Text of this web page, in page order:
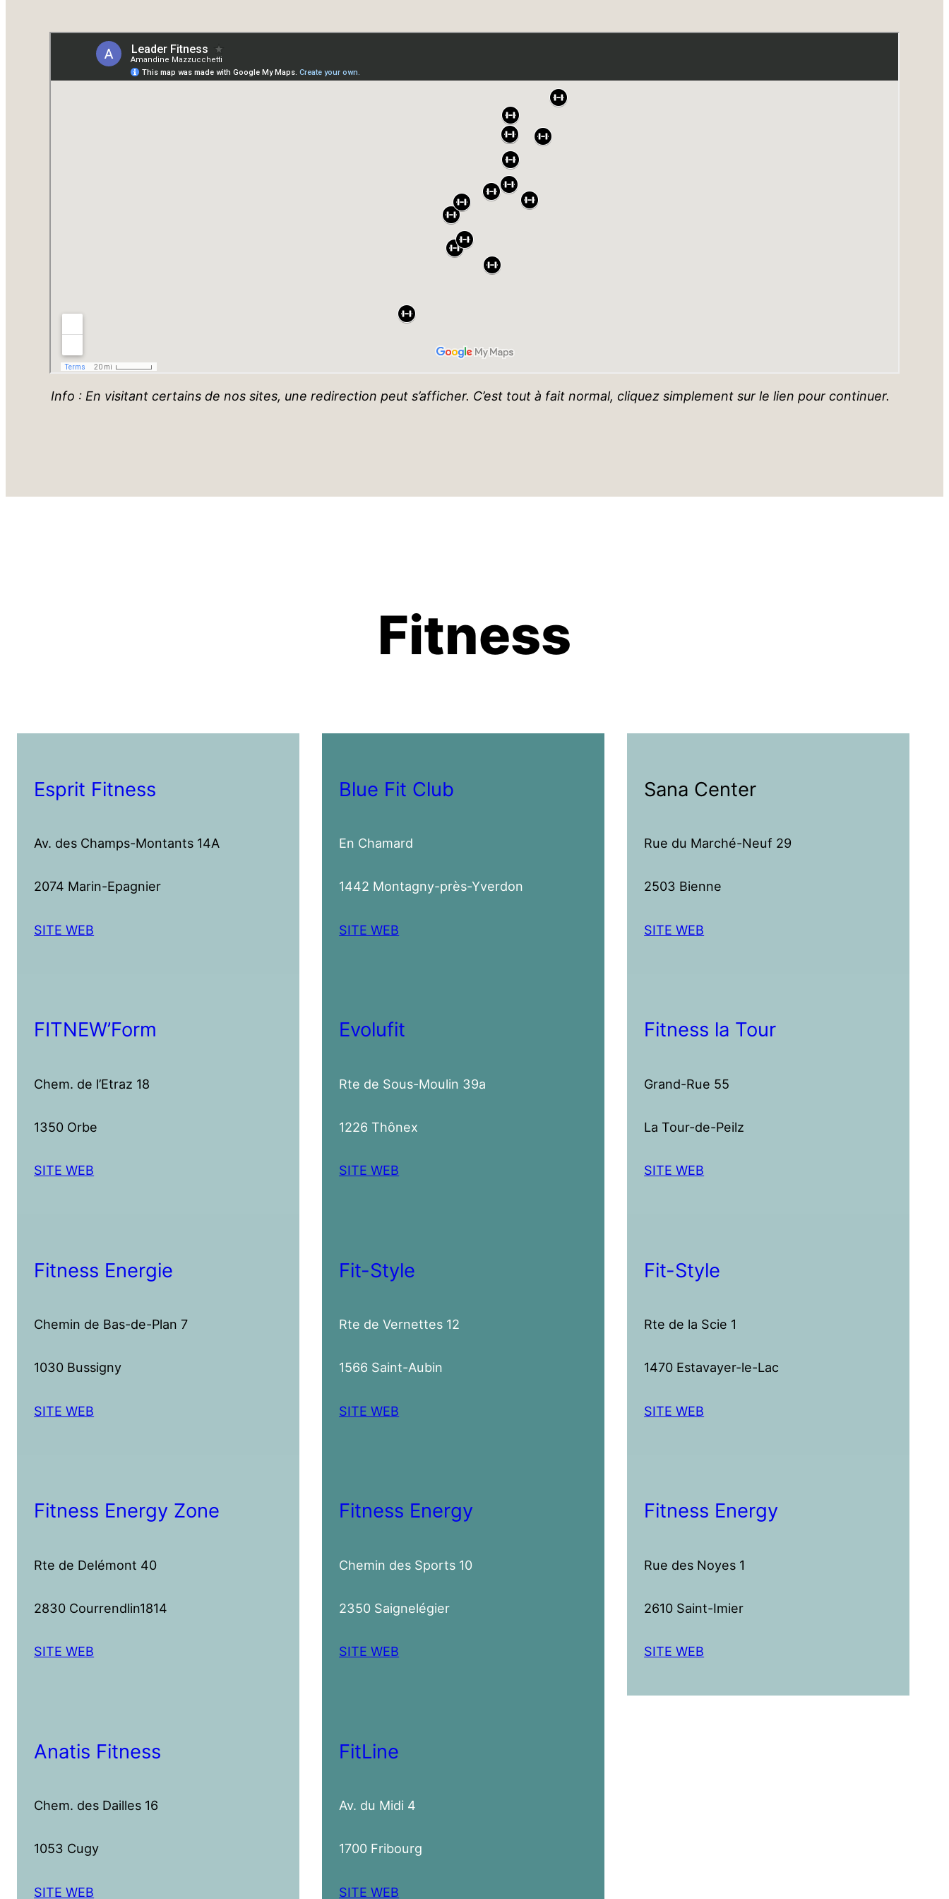
Info : En visitant certains de nos sites, une redirection peut s’afficher. C’est tout à fait normal, cliquez simplement sur le lien pour continuer.
Fitness
Esprit Fitness
Av. des Champs-Montants 14A
2074 Marin-Epagnier
SITE WEB
Blue Fit Club
En Chamard
1442 Montagny-près-Yverdon
SITE WEB
Sana Center
Rue du Marché-Neuf 29
2503 Bienne
SITE WEB
FITNEW’Form
Chem. de l’Etraz 18
1350 Orbe
SITE WEB
Evolufit
Rte de Sous-Moulin 39a
1226 Thônex
SITE WEB
Fitness la Tour
Grand-Rue 55
La Tour-de-Peilz
SITE WEB
Fitness Energie
Chemin de Bas-de-Plan 7
1030 Bussigny
SITE WEB
Fit-Style
Rte de Vernettes 12
1566 Saint-Aubin
SITE WEB
Fit-Style
Rte de la Scie 1
1470 Estavayer-le-Lac
SITE WEB
Fitness Energy Zone
Rte de Delémont 40
2830 Courrendlin1814
SITE WEB
Fitness Energy
Chemin des Sports 10
2350 Saignelégier
SITE WEB
Fitness Energy
Rue des Noyes 1
2610 Saint-Imier
SITE WEB
Anatis Fitness
Chem. des Dailles 16
1053 Cugy
SITE WEB
FitLine
Av. du Midi 4
1700 Fribourg
SITE WEB